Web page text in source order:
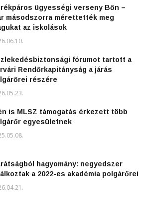
ügyességi verseny Bőn –
másodszorra mérettették meg
az iskolások
fórumot tartott a
Rendőrkapitányság a járás
részére
is MLSZ támogatás érkezett több
egyesületnek
hagyomány: negyedszer
a 2022-es akadémia polgárőrei